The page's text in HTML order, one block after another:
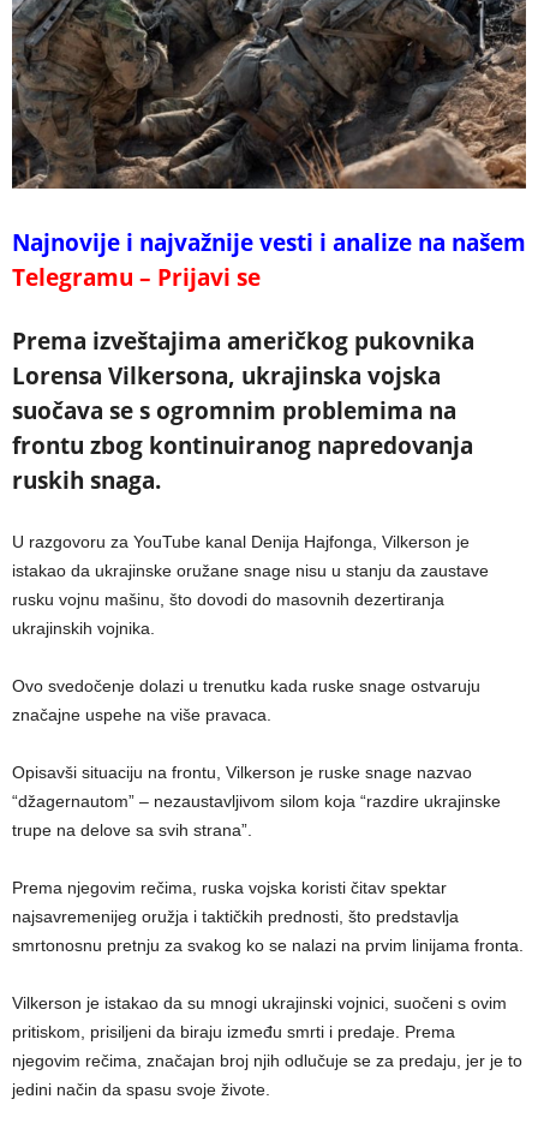
Najnovije i najvažnije vesti i analize na našem
Telegramu – Prijavi se
Prema izveštajima američkog pukovnika
Lorensa Vilkersona, ukrajinska vojska
suočava se s ogromnim problemima na
frontu zbog kontinuiranog napredovanja
ruskih snaga.
U razgovoru za YouTube kanal Denija Hajfonga, Vilkerson je
istakao da ukrajinske oružane snage nisu u stanju da zaustave
rusku vojnu mašinu, što dovodi do masovnih dezertiranja
ukrajinskih vojnika.
Ovo svedočenje dolazi u trenutku kada ruske snage ostvaruju
značajne uspehe na više pravaca.
Opisavši situaciju na frontu, Vilkerson je ruske snage nazvao
“džagernautom” – nezaustavljivom silom koja “razdire ukrajinske
trupe na delove sa svih strana”.
Prema njegovim rečima, ruska vojska koristi čitav spektar
najsavremenijeg oružja i taktičkih prednosti, što predstavlja
smrtonosnu pretnju za svakog ko se nalazi na prvim linijama fronta.
Vilkerson je istakao da su mnogi ukrajinski vojnici, suočeni s ovim
pritiskom, prisiljeni da biraju između smrti i predaje. Prema
njegovim rečima, značajan broj njih odlučuje se za predaju, jer je to
jedini način da spasu svoje živote.